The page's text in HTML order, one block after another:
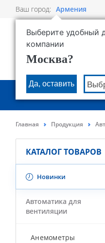
Ваш город: Армения
Выберите удобный
компании
Москва?
Да, оставить
О КОМПАНИИ
Главная Продукция
КАТАЛОГ ТОВАРОВ
Новинки
Автоматика для
вентиляции
Анемометры